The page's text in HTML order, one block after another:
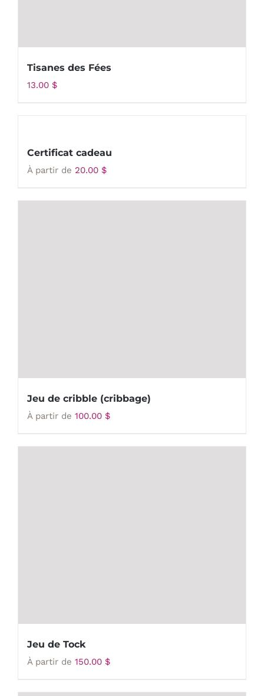
Tisanes des Fées
13.00 $
Certificat cadeau
À partir de 20.00 $
Jeu de cribble (cribbage)
À partir de 100.00 $
Jeu de Tock
À partir de 150.00 $